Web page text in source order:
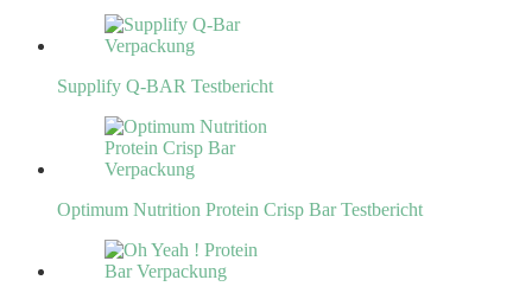
Supplify Q-BAR Testbericht
Optimum Nutrition Protein Crisp Bar Testbericht